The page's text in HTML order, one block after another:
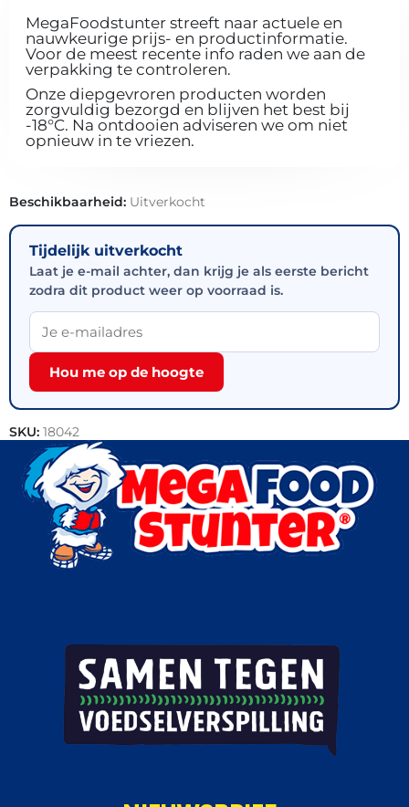
MegaFoodstunter streeft naar actuele en
nauwkeurige prijs- en productinformatie.
Voor de meest recente info raden we aan de
verpakking te controleren.
Onze diepgevroren producten worden
zorgvuldig bezorgd en blijven het best bij
-18°C. Na ontdooien adviseren we om niet
opnieuw in te vriezen.
Beschikbaarheid: Uitverkocht
Tijdelijk uitverkocht
Laat je e-mail achter, dan krijg je als eerste bericht
zodra dit product weer op voorraad is.
Hou me op de hoogte
SKU: 18042
Categorieën:Bakkerij